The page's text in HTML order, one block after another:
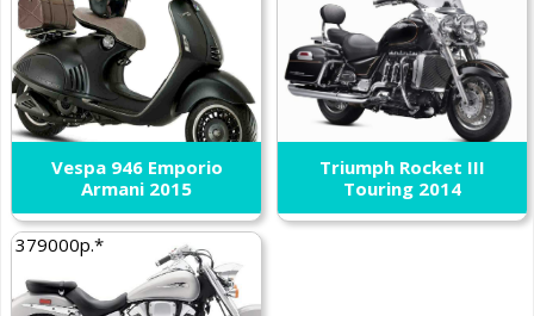
Vespa 946 Emporio
Armani 2015
Triumph Rocket III
Touring 2014
379000р.*